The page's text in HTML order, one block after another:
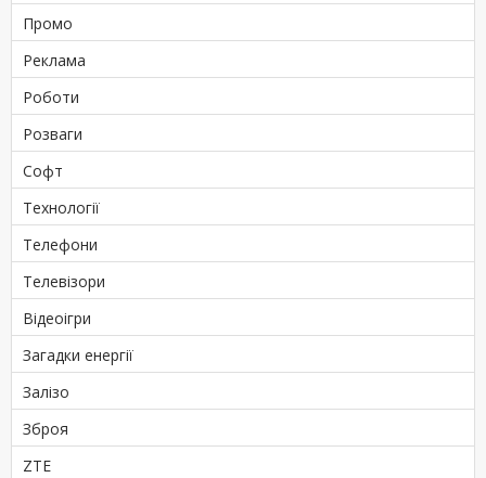
Промо
Реклама
Роботи
Розваги
Софт
Технології
Телефони
Телевізори
Відеоігри
Загадки енергії
Залізо
Зброя
ZTE